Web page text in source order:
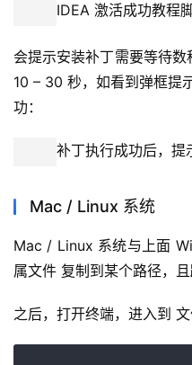
IDEA 激活成功教程
会提示安装补丁需要等待数
10 – 30 秒，如看到弹框提
功：
补丁执行成功后，提
Mac / Linux 系统
Mac / Linux 系统与上面
属文件 复制到某个路径，且
之后，打开终端，进入到